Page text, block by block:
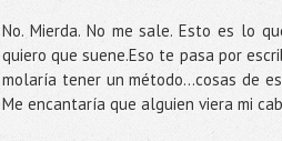
No. Mierda. No me sale. Esto es lo
quiero que suene.Eso te pasa por
molaría tener un método...cosas de
Me encantaría que alguien viera mi